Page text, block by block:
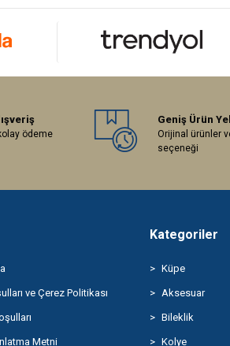
ödeme
Geniş Ürün
Orijinal ürünler
seçeneği
ve Çerez Politikası
Metni
Kategoriler
Küpe
Aksesuar
Bileklik
Kolye